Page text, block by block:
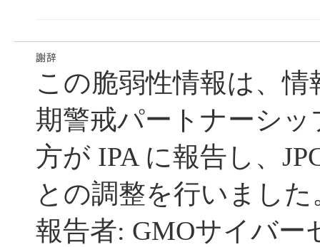
この脆弱性情報は、
期警戒パートナーシ
方が IPA に報告し、
との調整を行いました
報告者: GMOサイバー